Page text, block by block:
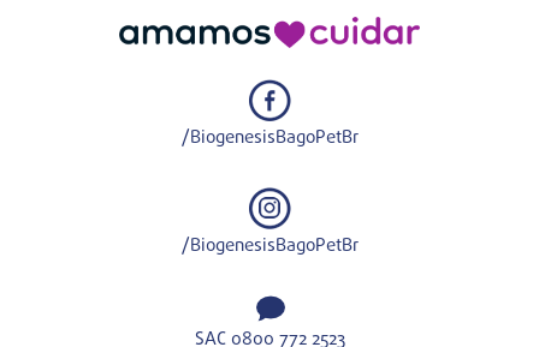
/BiogenesisBagoPetBr
/BiogenesisBagoPetBr
SAC 0800 772 2523